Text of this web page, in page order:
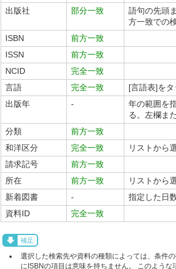
出版社
部分一致
語句の先頭
方一致での
ISBN
前方一致
ISSN
前方一致
NCID
完全一致
言語
完全一致
[言語表]を
出版年
-
年の範囲を
る。左欄ま
分類
前方一致
和洋区分
完全一致
リストから
請求記号
前方一致
所在
前方一致
リストから
新着図書
-
指定した日
資料ID
完全一致
補足
選択した検索先や資料の種類によっては、条件
にISBNの項目は意味を持ちません。 このよう